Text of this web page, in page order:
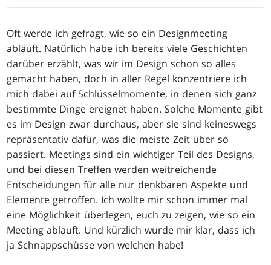
Oft werde ich gefragt, wie so ein Designmeeting
abläuft. Natürlich habe ich bereits viele Geschichten
darüber erzählt, was wir im Design schon so alles
gemacht haben, doch in aller Regel konzentriere ich
mich dabei auf Schlüsselmomente, in denen sich ganz
bestimmte Dinge ereignet haben. Solche Momente gibt
es im Design zwar durchaus, aber sie sind keineswegs
repräsentativ dafür, was die meiste Zeit über so
passiert. Meetings sind ein wichtiger Teil des Designs,
und bei diesen Treffen werden weitreichende
Entscheidungen für alle nur denkbaren Aspekte und
Elemente getroffen. Ich wollte mir schon immer mal
eine Möglichkeit überlegen, euch zu zeigen, wie so ein
Meeting abläuft. Und kürzlich wurde mir klar, dass ich
ja Schnappschüsse von welchen habe!